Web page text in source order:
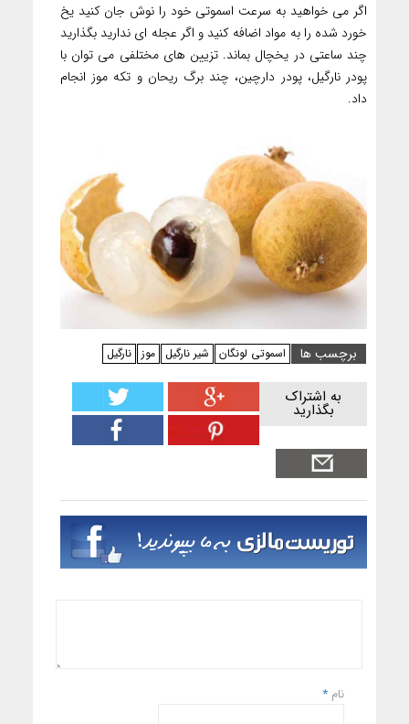
اگر می خواهید به سرعت اسموتی خود را نوش جان کنید یخ
خورد شده را به مواد اضافه کنید و اگر عجله ای ندارید بگذارید
چند ساعتی در یخچال بماند. تزیین های مختلفی می توان با
پودر نارگیل، پودر دارچین، چند برگ ریحان و تکه موز انجام
داد.
برچسب ها اسموتی لونگان شیر نارگیل موز نارگیل
به اشتراک
بگذارید
نام *